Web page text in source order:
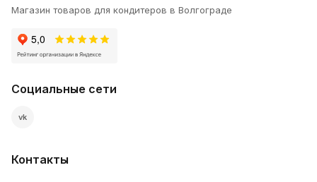
Магазин товаров для кондитеров в Волгограде
Социальные сети
vk
Контакты